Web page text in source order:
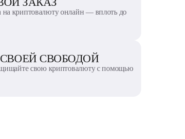
на криптовалюту онлайн — вплоть до
СВОБОДОЙ
свою криптовалюту с помощью